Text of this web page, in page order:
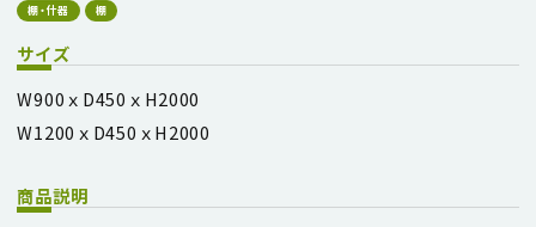
棚・什器 棚
サイズ
W900ｘD450ｘH2000
W1200ｘD450ｘH2000
商品説明